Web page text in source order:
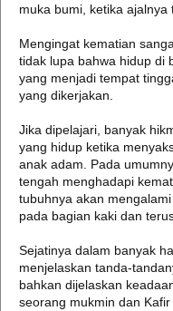
muka bumi, ketika ajalnya
Mengingat kematian
tidak lupa bahwa hidup di
yang menjadi tempat
yang dikerjakan.
Jika dipelajari, banyak
yang hidup ketika
anak adam. Pada
tengah menghadapi
tubuhnya akan
pada bagian kaki dan
Sejatinya dalam banyak
menjelaskan tanda-
bahkan dijelaskan
seorang mukmin dan